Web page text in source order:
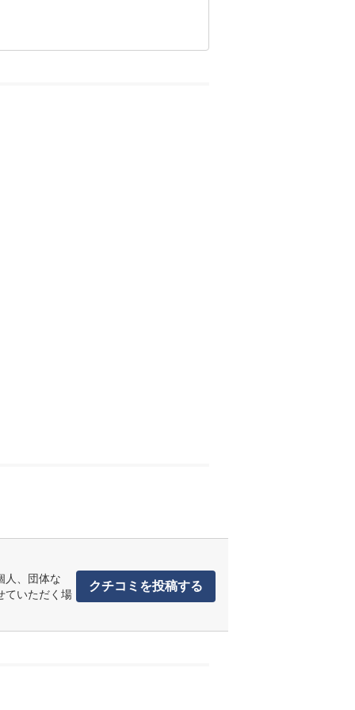
人、団体な
ていただく場
クチコミを投稿する